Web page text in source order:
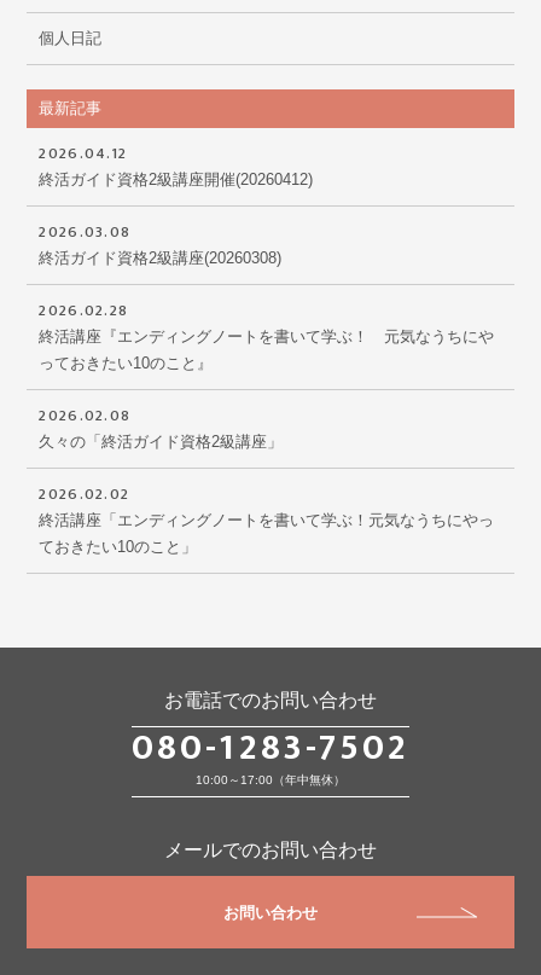
個人日記
最新記事
2026.04.12
終活ガイド資格2級講座開催(20260412)
2026.03.08
終活ガイド資格2級講座(20260308)
2026.02.28
終活講座『エンディングノートを書いて学ぶ！ 元気なうちにや
っておきたい10のこと』
2026.02.08
久々の「終活ガイド資格2級講座」
2026.02.02
終活講座「エンディングノートを書いて学ぶ！元気なうちにやっ
ておきたい10のこと」
お電話でのお問い合わせ
080-1283-7502
10:00～17:00（年中無休）
メールでのお問い合わせ
お問い合わせ